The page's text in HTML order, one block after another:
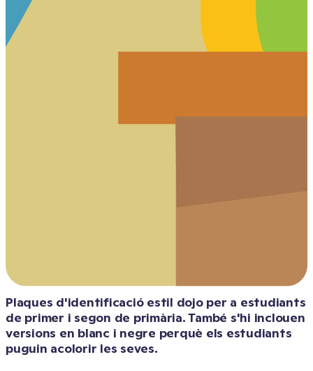
Plaques d'identificació estil dojo per a estudiants
de primer i segon de primària. També s'hi inclouen
versions en blanc i negre perquè els estudiants
puguin acolorir les seves.